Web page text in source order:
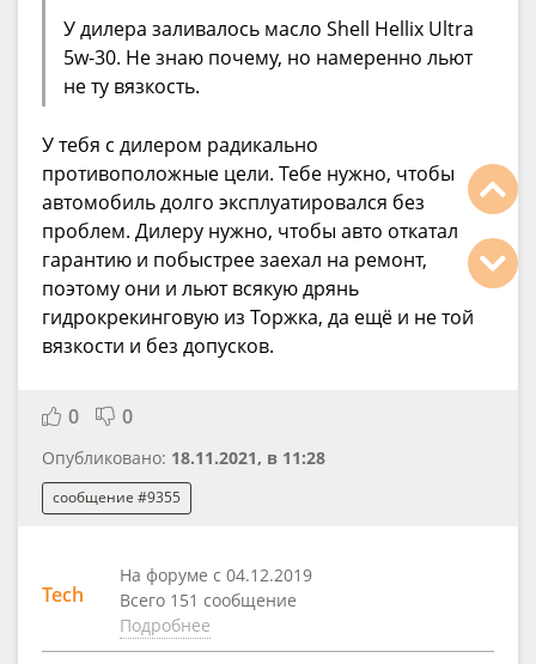
У дилера заливалось масло Shell Hellix Ultra
5w-30. Не знаю почему, но намеренно льют
не ту вязкость.
У тебя с дилером радикально
противоположные цели. Тебе нужно, чтобы
автомобиль долго эксплуатировался без
проблем. Дилеру нужно, чтобы авто откатал
гарантию и побыстрее заехал на ремонт,
поэтому они и льют всякую дрянь
гидрокрекинговую из Торжка, да ещё и не той
вязкости и без допусков.
0 0
Опубликовано: 18.11.2021, в 11:28
сообщение #9355
Tech
На форуме с 04.12.2019
Всего 151 сообщение
Подробнее